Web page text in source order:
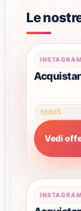
Le
INSTAGRAM
Valutato
su 5
Vedi
Questo
prodotto
varianti.
Le
opzioni
possono
scelte
nella
INSTAGRAM
Questo
prodotto